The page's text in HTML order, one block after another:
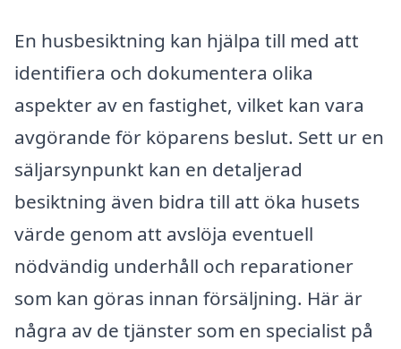
En husbesiktning kan hjälpa till med att
identifiera och dokumentera olika
aspekter av en fastighet, vilket kan vara
avgörande för köparens beslut. Sett ur en
säljarsynpunkt kan en detaljerad
besiktning även bidra till att öka husets
värde genom att avslöja eventuell
nödvändig underhåll och reparationer
som kan göras innan försäljning. Här är
några av de tjänster som en specialist på